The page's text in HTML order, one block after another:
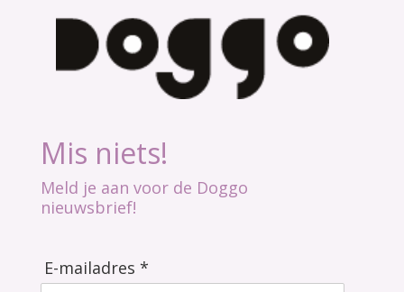
Mis niets!
Meld je aan voor de Doggo
nieuwsbrief!
E-mailadres *